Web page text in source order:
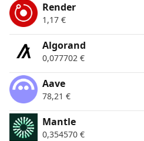
Render
1,17 €
Algorand
0,077702 €
Aave
78,21 €
Mantle
0,354570 €